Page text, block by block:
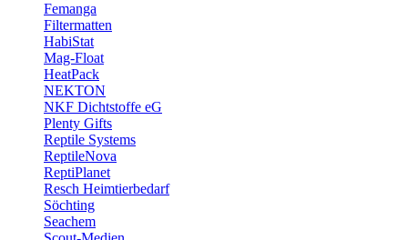
Femanga
Filtermatten
HabiStat
Mag-Float
HeatPack
NEKTON
NKF Dichtstoffe eG
Plenty Gifts
Reptile Systems
ReptileNova
ReptiPlanet
Resch Heimtierbedarf
Söchting
Seachem